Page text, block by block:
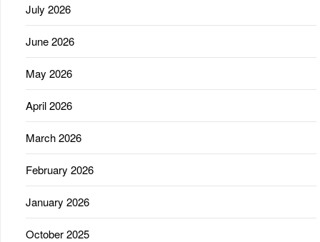
July 2026
June 2026
May 2026
April 2026
March 2026
February 2026
January 2026
October 2025